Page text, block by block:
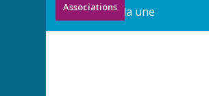
Associations
Blog - A la une